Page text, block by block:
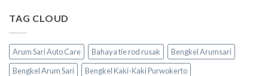
TAG CLOUD
Arum Sari Auto Care Bahaya tie rod rusak
Bengkel Arumsari
Bengkel Arum Sari
Bengkel Kaki-Kaki Purwokerto